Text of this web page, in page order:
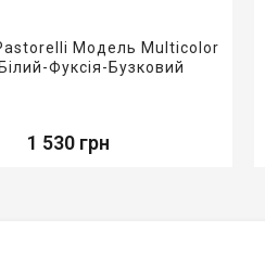
Модель Multicolor
Фуксія-Бузковий
1 530 грн